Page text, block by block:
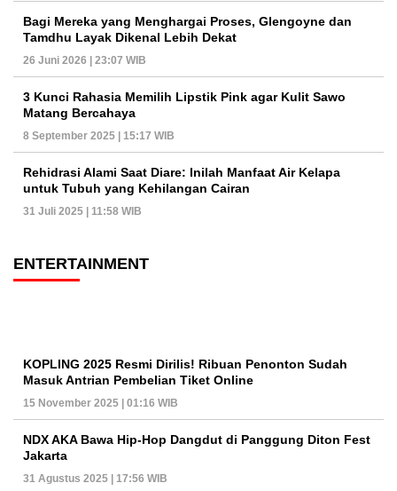
Bagi Mereka yang Menghargai Proses, Glengoyne dan
Tamdhu Layak Dikenal Lebih Dekat
26 Juni 2026 | 23:07 WIB
3 Kunci Rahasia Memilih Lipstik Pink agar Kulit Sawo
Matang Bercahaya
8 September 2025 | 15:17 WIB
Rehidrasi Alami Saat Diare: Inilah Manfaat Air Kelapa
untuk Tubuh yang Kehilangan Cairan
31 Juli 2025 | 11:58 WIB
ENTERTAINMENT
KOPLING 2025 Resmi Dirilis! Ribuan Penonton Sudah
Masuk Antrian Pembelian Tiket Online
15 November 2025 | 01:16 WIB
NDX AKA Bawa Hip-Hop Dangdut di Panggung Diton Fest
Jakarta
31 Agustus 2025 | 17:56 WIB